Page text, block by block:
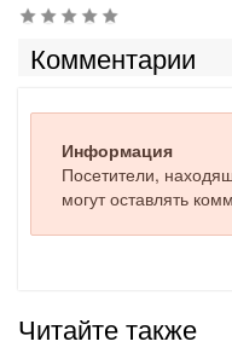
Комментарии
Информация
Посетители,
могут оставлять
Читайте также